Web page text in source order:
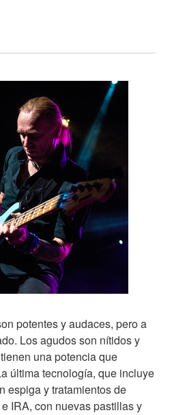
potentes y audaces, pero a
Los agudos son nítidos y
una potencia que
última tecnología, que incluye
espiga y tratamientos de
IRA, con nuevas pastillas y